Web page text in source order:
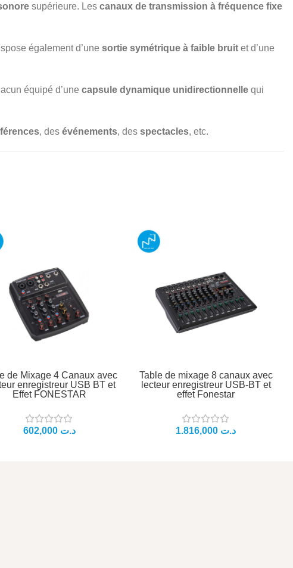
supérieure. Les canaux de transmission à fréquence fixe
également d’une sortie symétrique à faible bruit et d’une
équipé d’une capsule dynamique unidirectionnelle qui
, des événements, des spectacles, etc.
de Mixage 4 Canaux avec
enregistreur USB BT et
Effet FONESTAR
د.ت
Table de mixage 8 canaux avec
lecteur enregistreur USB-BT et
effet Fonestar
د.ت